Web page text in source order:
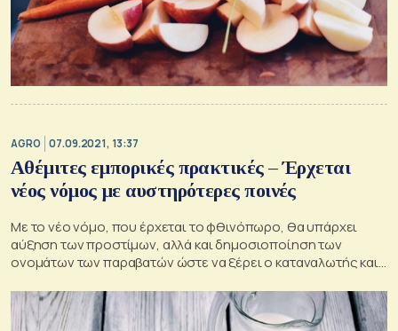
AGRO 07.09.2021, 13:37
Αθέμιτες εμπορικές πρακτικές – Έρχεται
νέος νόμος με αυστηρότερες ποινές
Με το νέο νόμο, που έρχεται το φθινόπωρο, θα υπάρχει
αύξηση των προστίμων, αλλά και δημοσιοποίηση των
ονομάτων των παραβατών ώστε να ξέρει ο καταναλωτής και